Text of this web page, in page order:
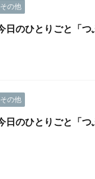
その他
日のひとりごと「
その他
日のひとりごと「